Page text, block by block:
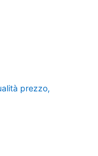
prezzo,